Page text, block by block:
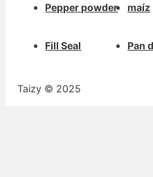
Pepper powder
Fill Seal
maíz
Pan
Taizy © 2025